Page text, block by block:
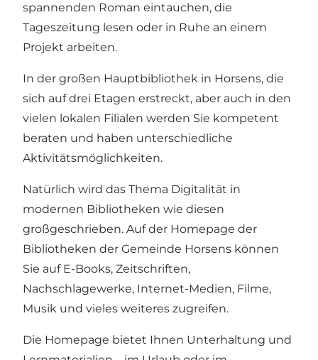
spannenden Roman eintauchen, die
Tageszeitung lesen oder in Ruhe an einem
Projekt arbeiten.
In der großen Hauptbibliothek in Horsens, die
sich auf drei Etagen erstreckt, aber auch in den
vielen lokalen Filialen werden Sie kompetent
beraten und haben unterschiedliche
Aktivitätsmöglichkeiten.
Natürlich wird das Thema Digitalität in
modernen Bibliotheken wie diesen
großgeschrieben. Auf der Homepage der
Bibliotheken der Gemeinde Horsens können
Sie auf E-Books, Zeitschriften,
Nachschlagewerke, Internet-Medien, Filme,
Musik und vieles weiteres zugreifen.
Die Homepage bietet Ihnen Unterhaltung und